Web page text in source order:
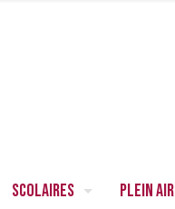
Scolaires Plein air